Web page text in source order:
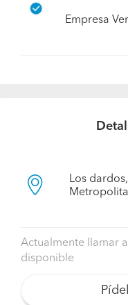
Empresa
Los
Actualmente llamar
disponible